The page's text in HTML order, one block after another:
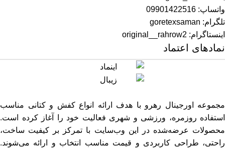
واتساپ: 09901422516
تلگرام: goretexsaman
اینستاگرام: original__rahrow2
نمادهای اعتماد
مجموعه اورجینال رهرو با هدف ارائه انواع کفش و کتانی مناسب
استفاده روزمره، ورزشی و شهری فعالیت خود را آغاز کرده است.
محصولات عرضه‌شده در این وب‌سایت با تمرکز بر کیفیت ساخت،
راحتی، طراحی کاربردی و قیمت مناسب انتخاب و ارائه می‌شوند.